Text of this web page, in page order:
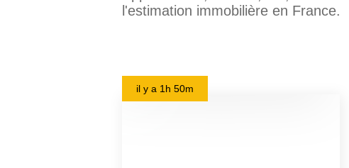
l'estimation immobilière en France.
il y a 1h 50m